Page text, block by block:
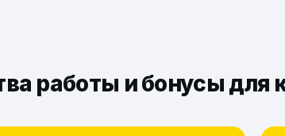
работы и бонусы для